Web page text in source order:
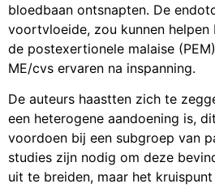
bloedbaan ontsnapten. De
voortvloeide, zou kunnen
de postexertionele malaise
ME/cvs ervaren na inspanning.
De auteurs haastten zich te
een heterogene aandoening is,
voordoen bij een subgroep van
studies zijn nodig om deze
uit te breiden, maar het